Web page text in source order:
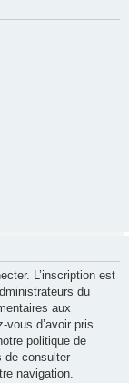
L’inscription est
du
aux
d’avoir pris
politique de
de consulter
navigation.